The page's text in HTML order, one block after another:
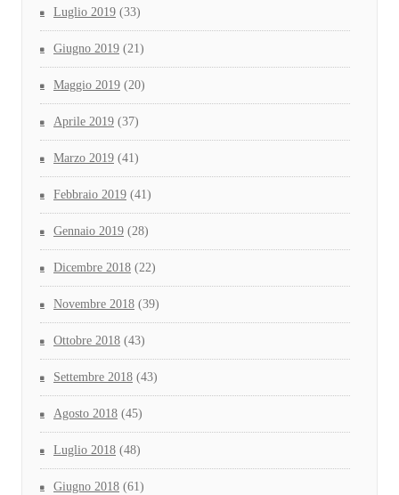
Luglio 2019 (33)
Giugno 2019 (21)
Maggio 2019 (20)
Aprile 2019 (37)
Marzo 2019 (41)
Febbraio 2019 (41)
Gennaio 2019 (28)
Dicembre 2018 (22)
Novembre 2018 (39)
Ottobre 2018 (43)
Settembre 2018 (43)
Agosto 2018 (45)
Luglio 2018 (48)
Giugno 2018 (61)